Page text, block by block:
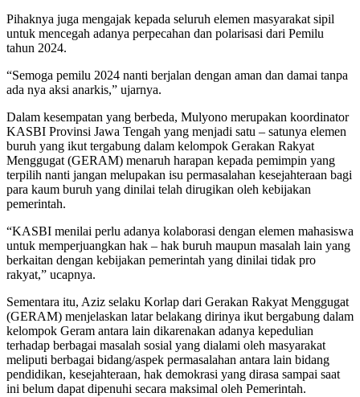
Pihaknya juga mengajak kepada seluruh elemen masyarakat sipil
untuk mencegah adanya perpecahan dan polarisasi dari Pemilu
tahun 2024.
“Semoga pemilu 2024 nanti berjalan dengan aman dan damai tanpa
ada nya aksi anarkis,” ujarnya.
Dalam kesempatan yang berbeda, Mulyono merupakan koordinator
KASBI Provinsi Jawa Tengah yang menjadi satu – satunya elemen
buruh yang ikut tergabung dalam kelompok Gerakan Rakyat
Menggugat (GERAM) menaruh harapan kepada pemimpin yang
terpilih nanti jangan melupakan isu permasalahan kesejahteraan bagi
para kaum buruh yang dinilai telah dirugikan oleh kebijakan
pemerintah.
“KASBI menilai perlu adanya kolaborasi dengan elemen mahasiswa
untuk memperjuangkan hak – hak buruh maupun masalah lain yang
berkaitan dengan kebijakan pemerintah yang dinilai tidak pro
rakyat,” ucapnya.
Sementara itu, Aziz selaku Korlap dari Gerakan Rakyat Menggugat
(GERAM) menjelaskan latar belakang dirinya ikut bergabung dalam
kelompok Geram antara lain dikarenakan adanya kepedulian
terhadap berbagai masalah sosial yang dialami oleh masyarakat
meliputi berbagai bidang/aspek permasalahan antara lain bidang
pendidikan, kesejahteraan, hak demokrasi yang dirasa sampai saat
ini belum dapat dipenuhi secara maksimal oleh Pemerintah.